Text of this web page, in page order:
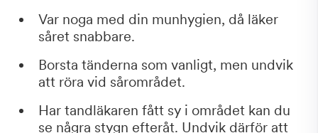
Var noga med din munhygien, då läker
såret snabbare.
Borsta tänderna som vanligt, men undvik
att röra vid sårområdet.
Har tandläkaren fått sy i området kan du
se några stygn efteråt. Undvik därför att